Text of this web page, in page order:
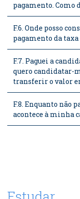
pagamento. Como
F.6. Onde posso
pagamento da
F.7. Paguei a
quero candidatar-
transferir o valor
F.8. Enquanto não
acontece à minha